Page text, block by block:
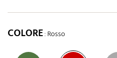
COLORE: Rosso